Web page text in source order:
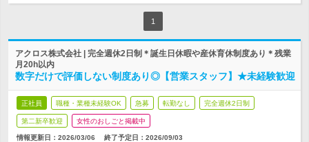
1
アクロス株式会社 | 完全週休2日制＊誕生日休暇や産休育休制度あり＊残業
月20h以内
数字だけで評価しない制度あり◎【営業スタッフ】★未経験歓迎
正社員 職種・業種未経験OK 急募 転勤なし 完全週休2日制
第二新卒歓迎 女性のおしごと掲載中
情報更新日：2026/03/06 終了予定日： 2026/09/03